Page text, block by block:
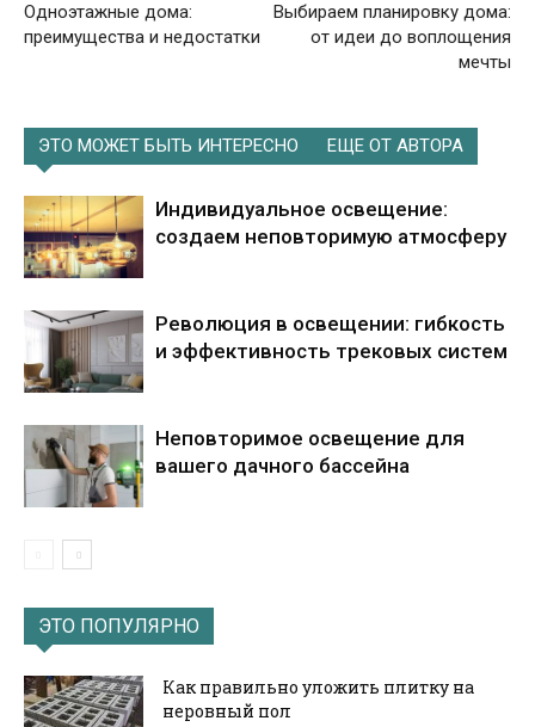
Одноэтажные дома:
преимущества и недостатки
Выбираем планировку дома:
от идеи до воплощения
мечты
ЭТО МОЖЕТ БЫТЬ ИНТЕРЕСНО ЕЩЕ ОТ АВТОРА
Индивидуальное освещение:
создаем неповторимую атмосферу
Революция в освещении: гибкость
и эффективность трековых систем
Неповторимое освещение для
вашего дачного бассейна
ЭТО ПОПУЛЯРНО
Как правильно уложить плитку на
неровный пол